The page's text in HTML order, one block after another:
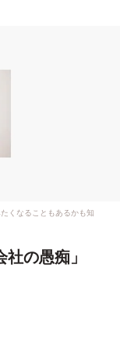
くなることもあるかも知
の愚痴」